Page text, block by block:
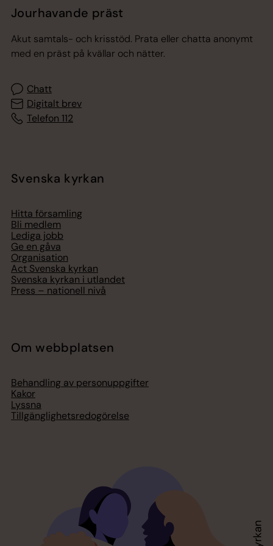
Jourhavande präst
Akut samtals- och krisstöd. Prata eller chatta anonymt
med en präst på kvällar och nätter.
Chatt
Digitalt brev
Telefon 112
Svenska kyrkan
Hitta församling
Bli medlem
Lediga jobb
Ge en gåva
Organisation
Act Svenska kyrkan
Svenska kyrkan i utlandet
Press – nationell nivå
Om webbplatsen
Behandling av personuppgifter
Kakor
Lyssna
Tillgänglighetsredogörelse